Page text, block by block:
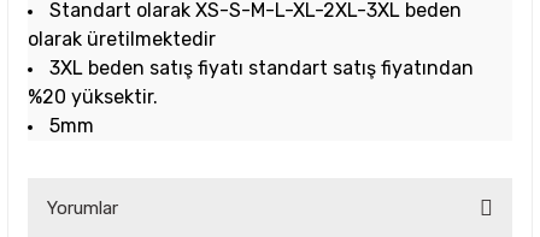
Standart olarak XS-S-M-L-XL-2XL-3XL beden
olarak üretilmektedir
3XL beden satış fiyatı standart satış fiyatından
%20 yüksektir.
5mm
Yorumlar